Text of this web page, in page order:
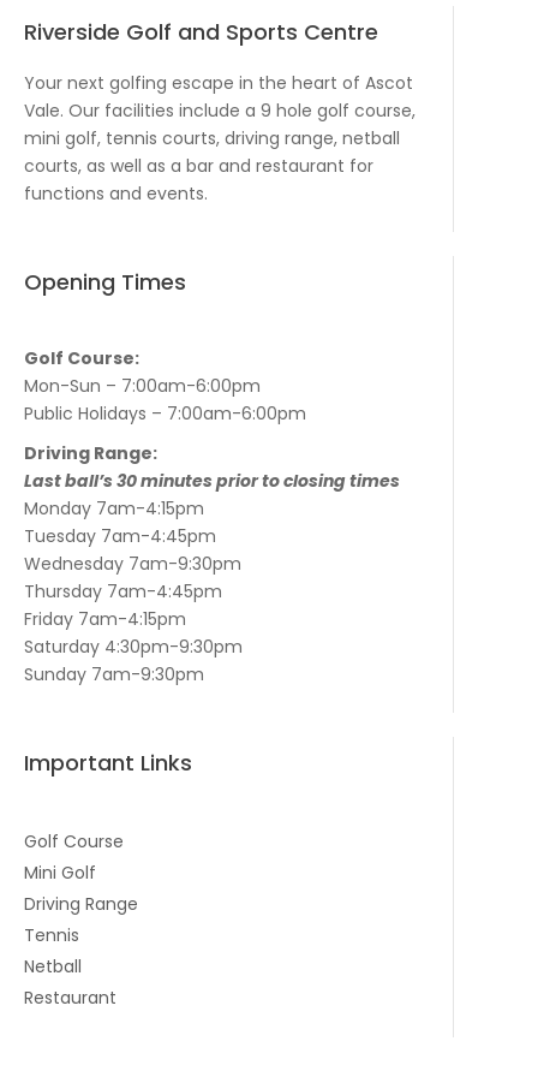
Riverside Golf and Sports Centre
Your next golfing escape in the heart of Ascot
Vale. Our facilities include a 9 hole golf course,
mini golf, tennis courts, driving range, netball
courts, as well as a bar and restaurant for
functions and events.
Opening Times
Golf Course:
Mon-Sun – 7:00am-6:00pm
Public Holidays – 7:00am-6:00pm
Driving Range:
Last ball’s 30 minutes prior to closing times
Monday 7am-4:15pm
Tuesday 7am-4:45pm
Wednesday 7am-9:30pm
Thursday 7am-4:45pm
Friday 7am-4:15pm
Saturday 4:30pm-9:30pm
Sunday 7am-9:30pm
Important Links
Golf Course
Mini Golf
Driving Range
Tennis
Netball
Restaurant